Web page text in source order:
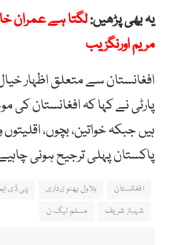
یہ بھی پڑھیں:لگتا ہے عمران
مریم اورنگزیب
افغانستان سے متعلق اظہار
پارٹی نے کہا کہ افغانستان کی
ہیں جبکہ خواتین، بچوں،
پاکستان پہلی ترجیح ہونی
افغانستان بلاول بھٹو زرداری پی ڈی
شہباز شریف
مسلم لیگ ن